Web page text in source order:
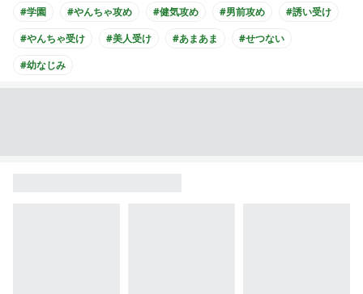
#学園 #やんちゃ攻め #健気攻め #男前攻め
#誘い受け
#やんちゃ受け
#美人受け #あまあま
#せつない
#幼なじみ